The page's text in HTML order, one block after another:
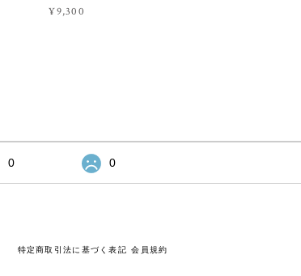
¥9,300
0 0
特定商取引法に基づく表記 会員規約